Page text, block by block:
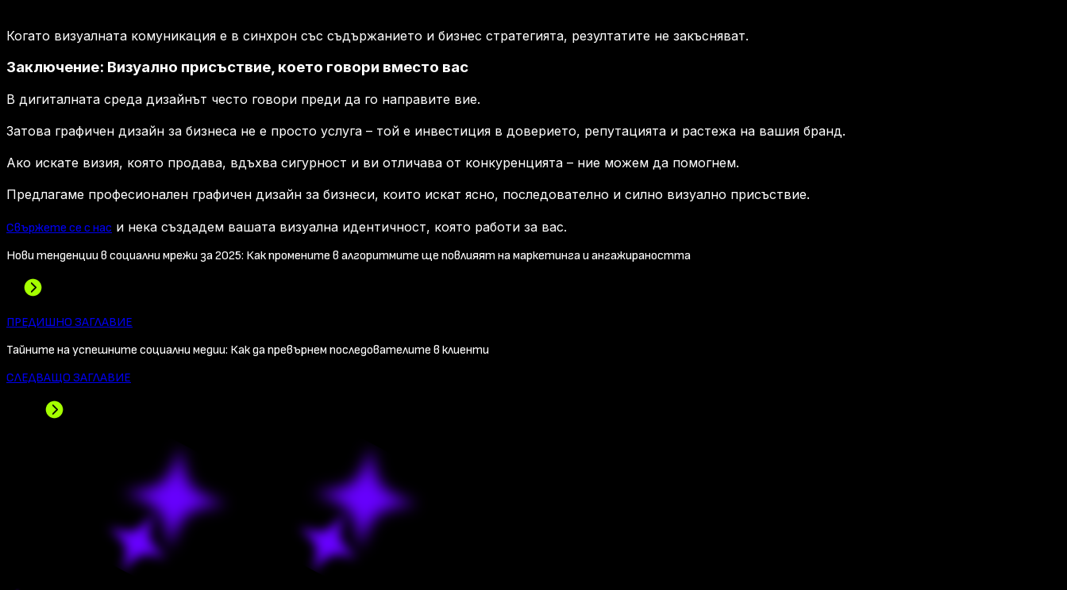
Когато визуалната комуникация е в синхрон със съдържанието и бизнес стратегията, резултатите не закъсняват.
Заключение: Визуално присъствие, което говори вместо вас
В дигиталната среда дизайнът често говори преди да го направите вие.
Затова графичен дизайн за бизнеса не е просто услуга – той е инвестиция в доверието, репутацията и растежа на вашия бранд.
Ако искате визия, която продава, вдъхва сигурност и ви отличава от конкуренцията – ние можем да помогнем.
Предлагаме професионален графичен дизайн за бизнеси, които искат ясно, последователно и силно визуално присъствие.
Свържете се с нас и нека създадем вашата визуална идентичност, която работи за вас.
Нови тенденции в социални мрежи за 2025: Как промените в алгоритмите ще повлияят на маркетинга и ангажираността
ПРЕДИШНО ЗАГЛАВИЕ
Тайните на успешните социални медии: Как да превърнем последователите в клиенти
СЛЕДВАЩО ЗАГЛАВИЕ